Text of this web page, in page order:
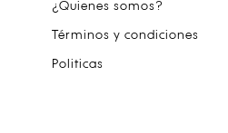
¿Quienes somos?
Términos y condiciones
Politicas